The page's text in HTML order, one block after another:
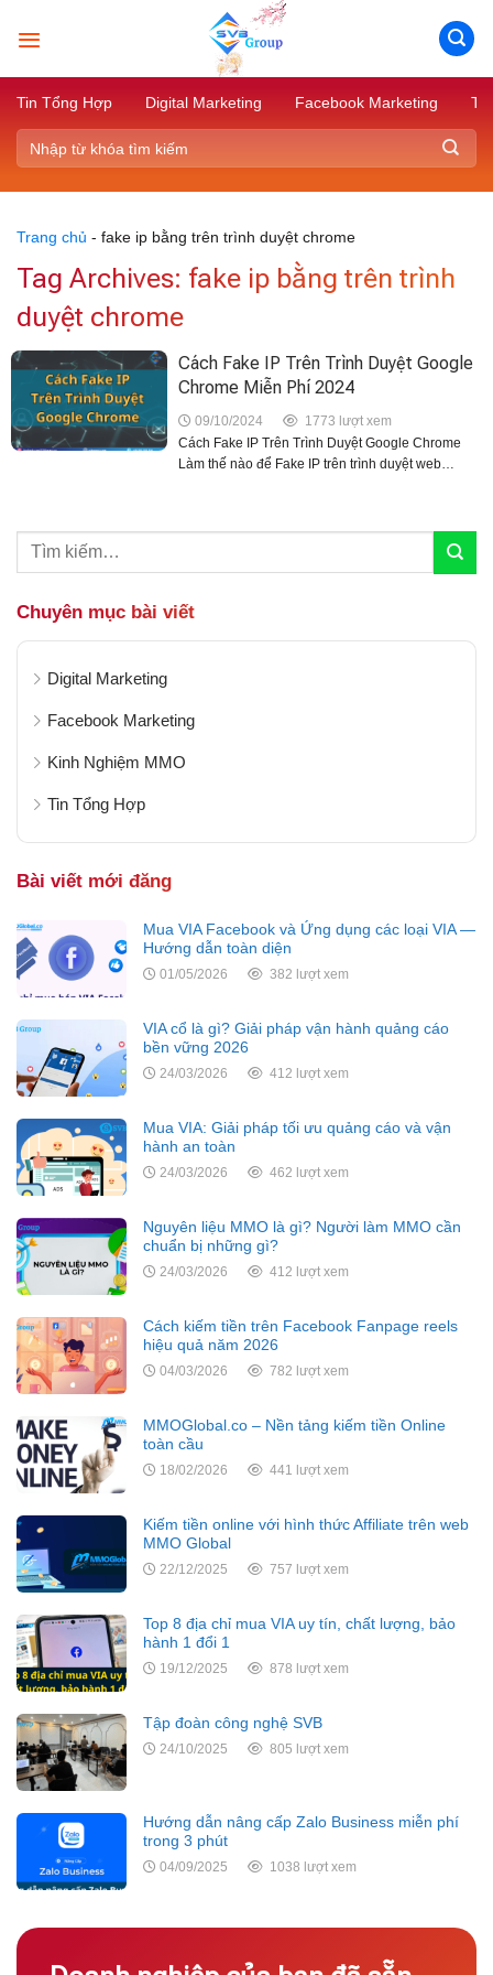
Tin Tổng Hợp Digital Marketing Facebook Marketing
Trang chủ - fake ip bằng trên trình duyệt chrome
Tag Archives: fake ip bằng trên trình
duyệt chrome
Cách Fake IP Trên Trình Duyệt Google
Chrome Miễn Phí 2024
09/10/2024
1773 lượt xem
Cách Fake IP Trên Trình Duyệt Google Chrome
Làm thế nào để Fake IP trên trình duyệt web
Chuyên mục bài viết
Digital Marketing
Facebook Marketing
Kinh Nghiệm MMO
Tin Tổng Hợp
Bài viết mới đăng
Mua VIA Facebook và Ứng dụng các loại VIA —
Hướng dẫn toàn diện
01/05/2026 382 lượt xem
VIA cổ là gì? Giải pháp vận hành quảng cáo
bền vững 2026
24/03/2026 412 lượt xem
Mua VIA: Giải pháp tối ưu quảng cáo và vận
hành an toàn
24/03/2026 462 lượt xem
Nguyên liệu MMO là gì? Người làm MMO cần
chuẩn bị những gì?
24/03/2026 412 lượt xem
Cách kiếm tiền trên Facebook Fanpage reels
hiệu quả năm 2026
04/03/2026 782 lượt xem
MMOGlobal.co – Nền tảng kiếm tiền Online
toàn cầu
18/02/2026 441 lượt xem
Kiếm tiền online với hình thức Affiliate trên web
MMO Global
22/12/2025 757 lượt xem
Top 8 địa chỉ mua VIA uy tín, chất lượng, bảo
hành 1 đổi 1
19/12/2025 878 lượt xem
Tập đoàn công nghệ SVB
24/10/2025 805 lượt xem
Hướng dẫn nâng cấp Zalo Business miễn phí
trong 3 phút
04/09/2025 1038 lượt xem